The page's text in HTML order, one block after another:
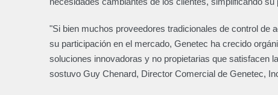
"Si bien muchos proveedores tradicionales de control de
su participación en el mercado, Genetec ha crecido
soluciones innovadoras y no propietarias que satisfacen
sostuvo Guy Chenard, Director Comercial de Genetec,